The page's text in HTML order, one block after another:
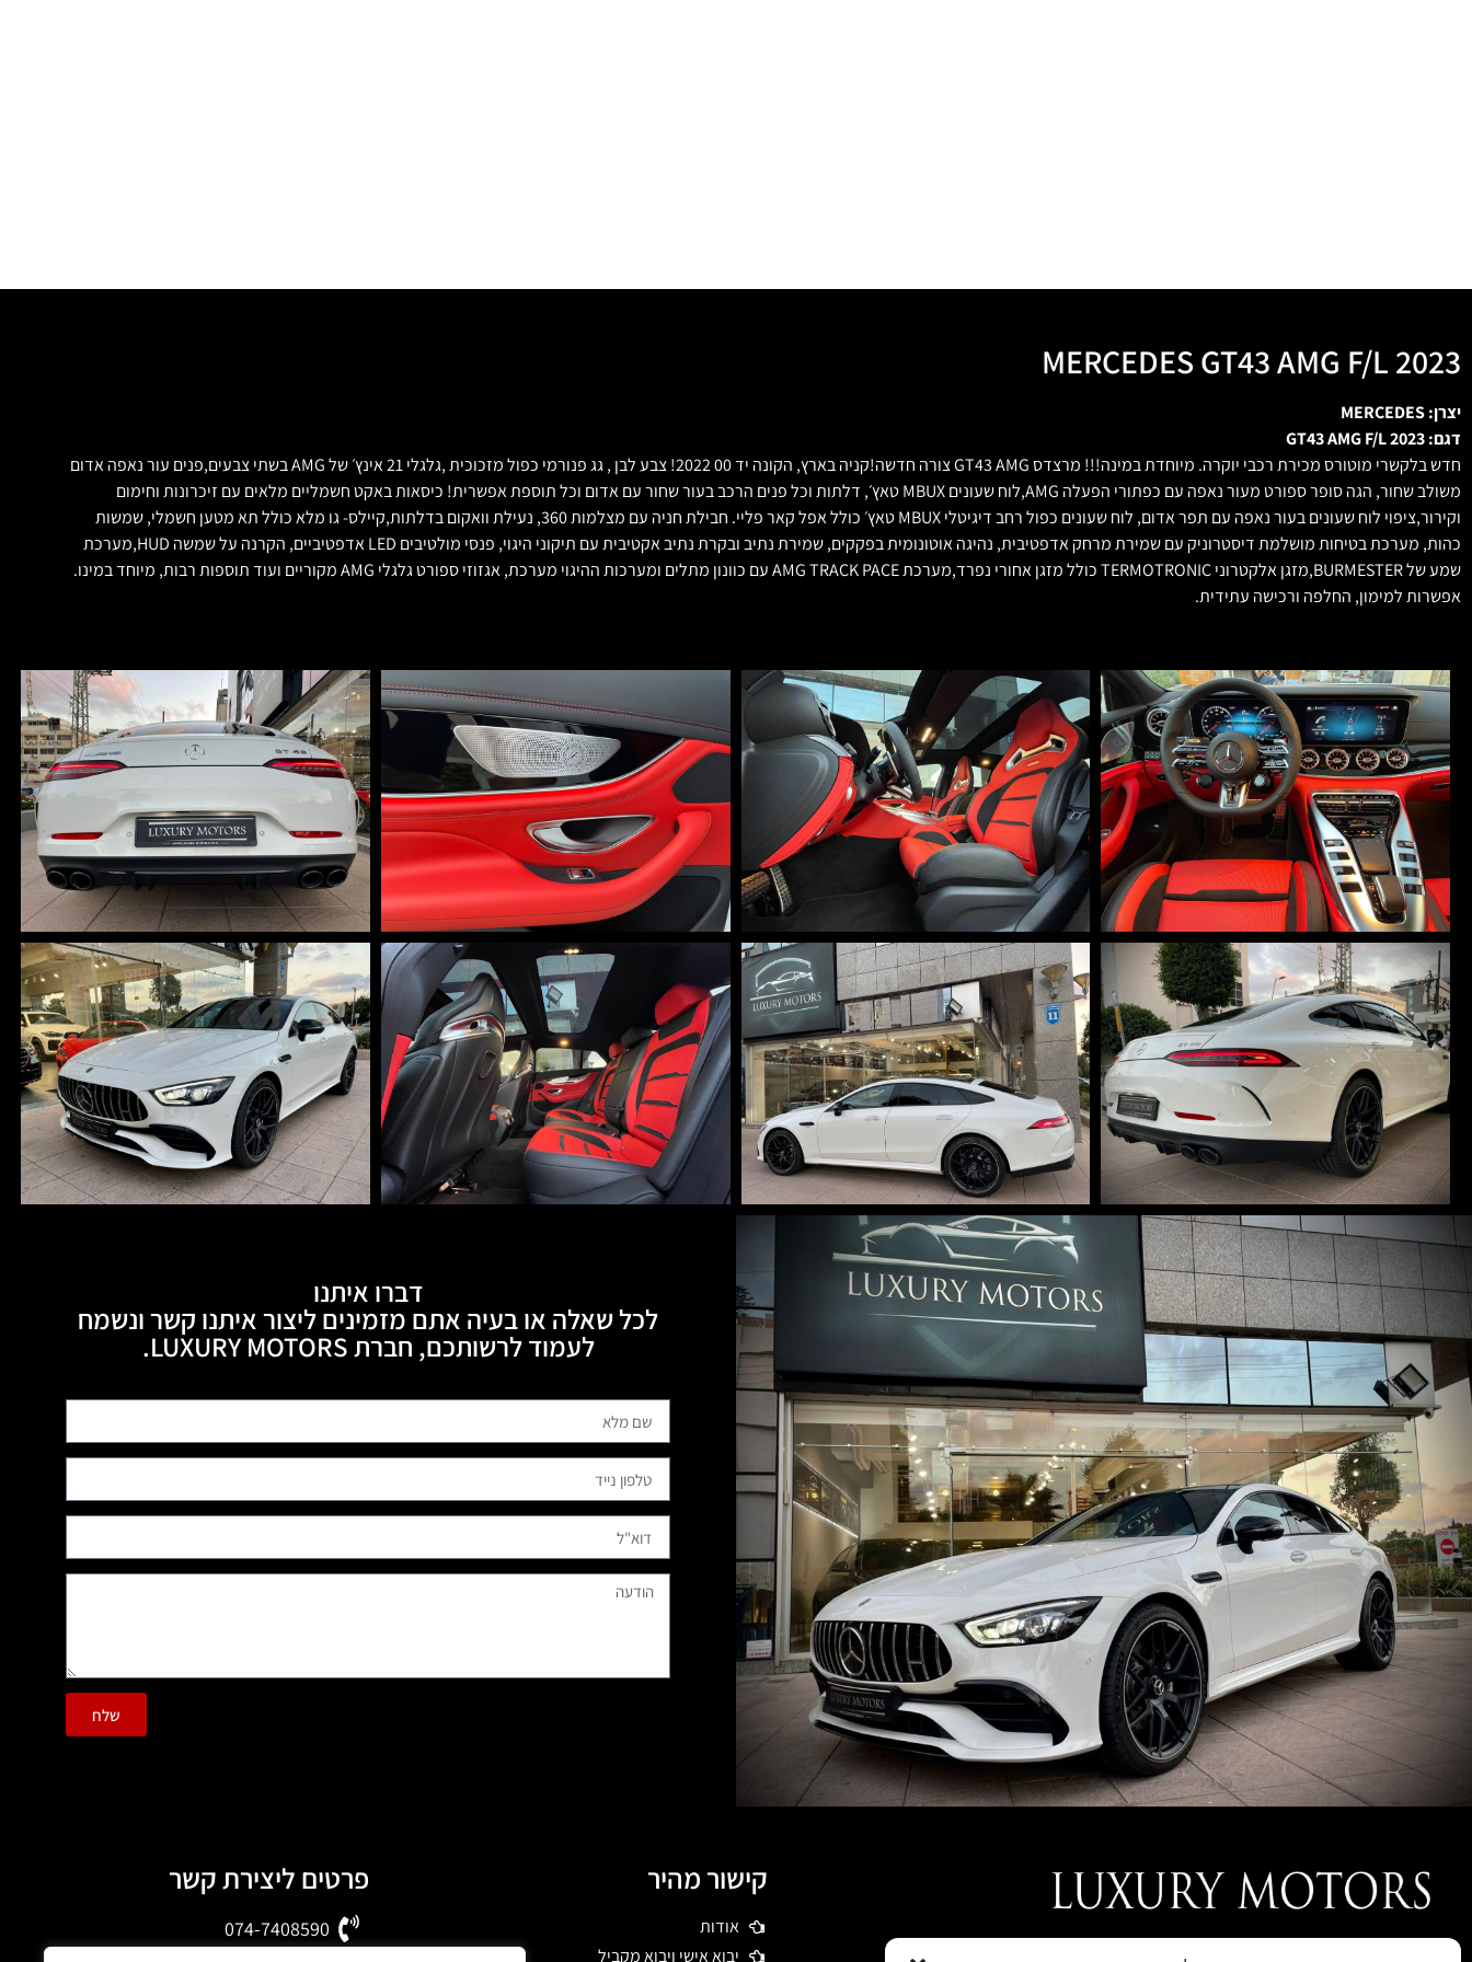
MERCEDES GT43 AMG F/L 2023
יצרן: MERCEDES
דגם: GT43 AMG F/L 2023
חדש בלקשרי מוטורס מכירת רכבי יוקרה. מיוחדת במינה!!! מרצדס GT43 AMG צורה חדשה!קניה בארץ, הקונה יד 00 2022! צבע לבן , גג פנורמי כפול מזכוכית ,גלגלי 21 אינץ׳ של AMG בשתי צבעים,פנים עור נאפה אדום
משולב שחור, הגה סופר ספורט מעור נאפה עם כפתורי הפעלה AMG,לוח שעונים MBUX טאץ׳, דלתות וכל פנים הרכב בעור שחור עם אדום וכל תוספת אפשרית! כיסאות באקט חשמליים מלאים עם זיכרונות וחימום
וקירור,ציפוי לוח שעונים בעור נאפה עם תפר אדום, לוח שעונים כפול רחב דיגיטלי MBUX טאץ׳ כולל אפל קאר פליי. חבילת חניה עם מצלמות 360, נעילת וואקום בדלתות,קיילס- גו מלא כולל תא מטען חשמלי, שמשות
כהות, מערכת בטיחות מושלמת דיסטרוניק עם שמירת מרחק אדפטיבית, נהיגה אוטונומית בפקקים, שמירת נתיב ובקרת נתיב אקטיבית עם תיקוני היגוי, פנסי מולטיבים LED אדפטיביים, הקרנה על שמשה HUD,מערכת
שמע של BURMESTER,מזגן אלקטרוני TERMOTRONIC כולל מזגן אחורי נפרד,מערכת AMG TRACK PACE עם כוונון מתלים ומערכות ההיגוי מערכת, אגזוזי ספורט גלגלי AMG מקוריים ועוד תוספות רבות, מיוחד במינו.
אפשרות למימון, החלפה ורכישה עתידית.
דברו איתנו
לכל שאלה או בעיה אתם מזמינים ליצור איתנו קשר ונשמח
לעמוד לרשותכם, חברת LUXURY MOTORS.
שלח
קישור מהיר
אודות
יבוא אישי ויבוא מקביל
פרטים ליצירת קשר
074-7408590